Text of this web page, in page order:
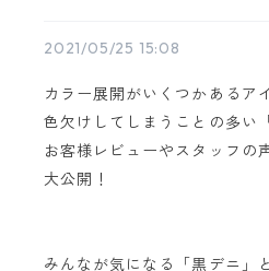
2021/05/25 15:08
カラー展開がいくつかあるア
色欠けしてしまうことの多い
お客様レビューやスタッフの
大公開！
みんなが気になる「黒デニ」